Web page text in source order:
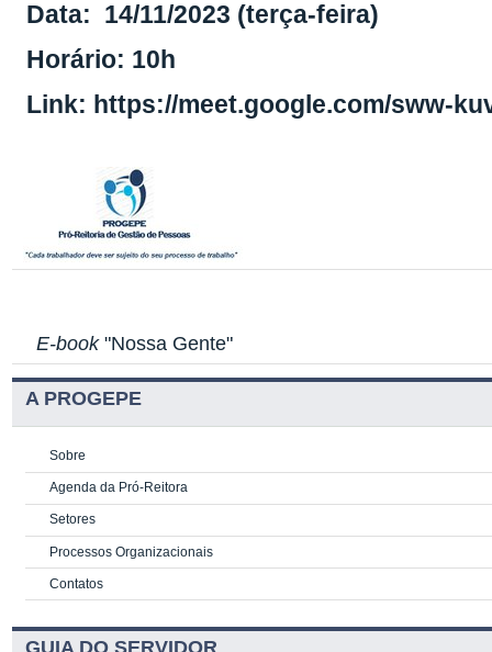
Data: 14/11/2023 (terça-feira)
Horário: 10h
Link: https://meet.google.com/sww-
E-book"Nossa Gente"
A PROGEPE
Sobre
Agenda da Pró-Reitora
Setores
Processos Organizacionais
Contatos